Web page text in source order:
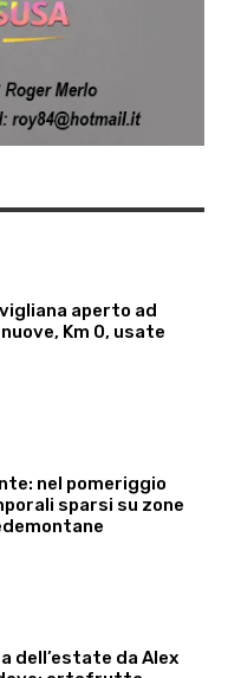
aperto ad
Km 0, usate
nel pomeriggio
sparsi su zone
dell’estate da Alex